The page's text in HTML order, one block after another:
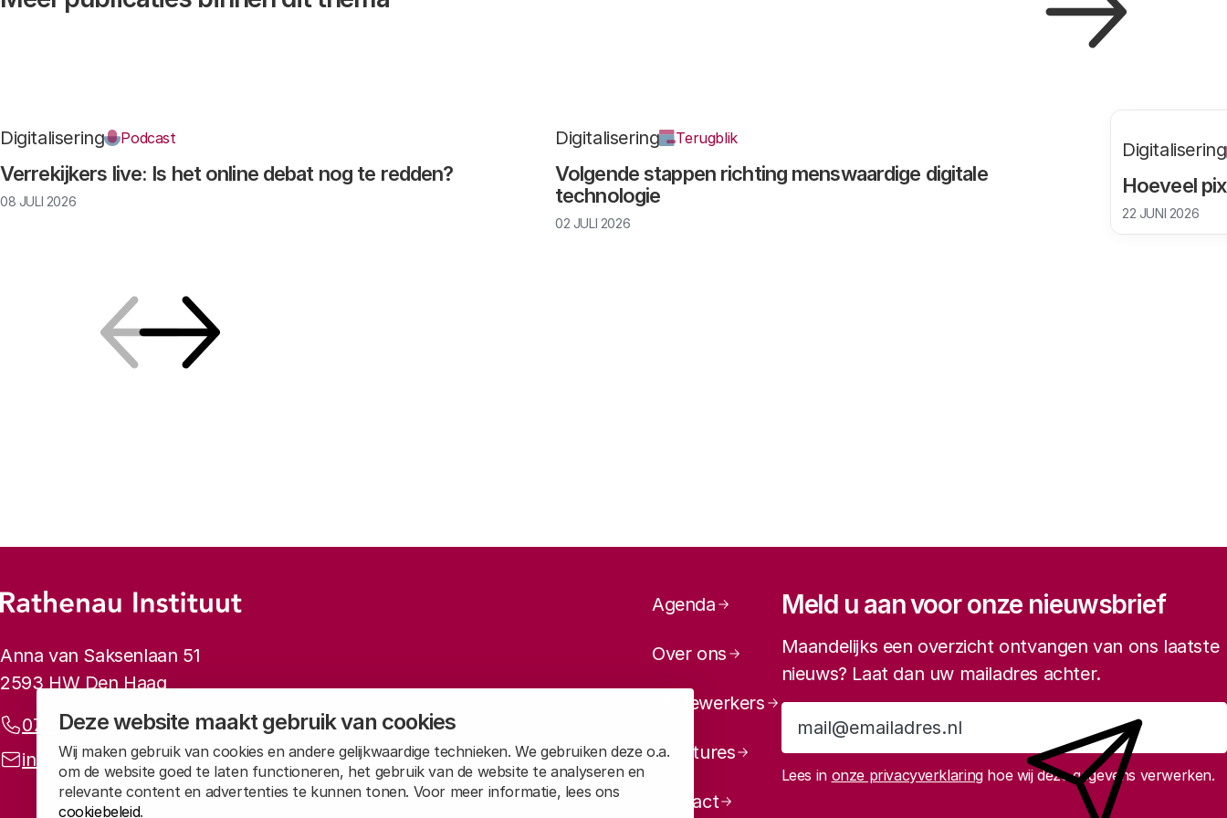
Deze website maakt gebruik van cookies
Wij maken gebruik van cookies en andere gelijkwaardige technieken. We gebruiken deze o.a.
om de website goed te laten functioneren, het gebruik van de website te analyseren en
relevante content en advertenties te kunnen tonen. Voor meer informatie, lees ons
cookiebeleid.
Verrekijkers live: Is het online debat nog te redden?
Digitalisering Podcast
08 JULI 2026
Volgende stappen richting menswaardige digitale
technologie
Digitalisering Terugblik
02 JULI 2026
Hoeveel
Digitalisering
22 JUNI 2026
Footer-menu
Rathenau logo, naar de homepage
Contactinformatie
Anna van Saksenlaan 51
2593 HW Den Haag
Telefoonnummer:
070 34 21 5 42
E-mailadres:
info@rathenau.nl
Paginanavigatie
Agenda
Over ons
Medewerkers
Vacatures
Contact
Meld u aan voor onze nieuwsbrief
Maandelijks een overzicht ontvangen van ons laatste
nieuws? Laat dan uw mailadres achter.
Aanmelden
Lees in onze privacyverklaringhoe wij deze gegevens verwerken.